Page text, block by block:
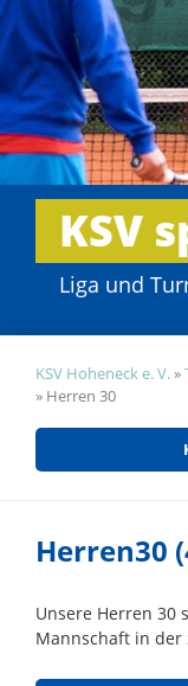
KSV
Liga und
KSV Hoheneck e. V.»
» Herren 30
Herren30
Unsere Herren 30
Mannschaft in der